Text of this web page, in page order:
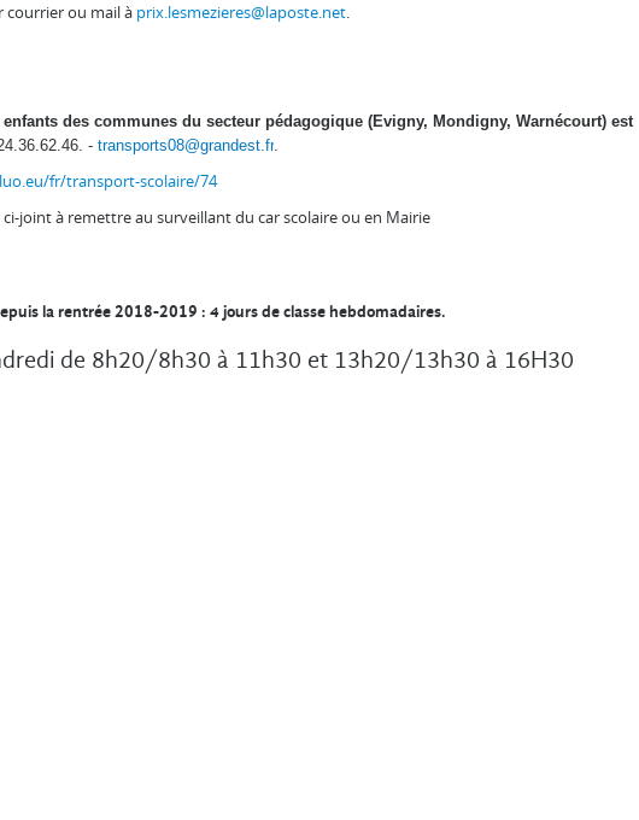
courrier ou mail à prix.lesmezieres@laposte.net.
des communes du secteur pédagogique (Evigny, Mondigny, Warnécourt) est
- transports08@grandest.fr.
fr/transport-scolaire/74
joint à remettre au surveillant du car scolaire ou en Mairie
la rentrée 2018-2019 : 4 jours de classe hebdomadaires.
de 8h20/8h30 à 11h30 et 13h20/13h30 à 16H30